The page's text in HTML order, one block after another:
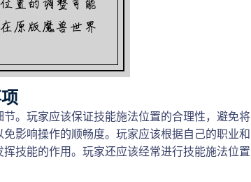
。玩家应该保证技能施法位置的合理性，避免将
影响操作的顺畅度。玩家应该根据自己的职业和
技能的作用。玩家还应该经常进行技能施法位置